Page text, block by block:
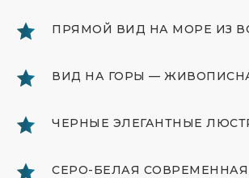
ПРЯМОЙ ВИД НА МОРЕ ИЗ
ВИД НА ГОРЫ —
ЧЕРНЫЕ ЭЛЕГАНТНЫЕ
СЕРО-БЕЛАЯ
КОМПЛЕКСА